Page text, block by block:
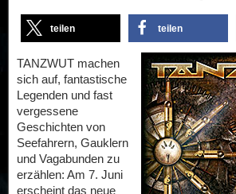
teilen teilen
TANZWUT machen
sich auf, fantastische
Legenden und fast
vergessene
Geschichten von
Seefahrern, Gauklern
und Vagabunden zu
erzählen: Am 7. Juni
erscheint das neue